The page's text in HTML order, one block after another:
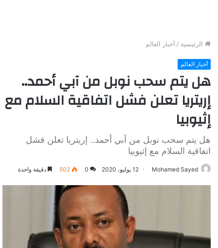
الرئيسية / أخبار العالم
أخبار العالم
هل يتم سحب نوبل من آبي أحمد..
إريتريا تعلن فشل اتفاقية السلام مع
إثيوبيا
هل يتم سحب نوبل من آبي أحمد.. إريتريا تعلن فشل
اتفاقية السلام مع إثيوبيا
Mohamed Sayed 12 يوليو، 2020 0
502 دقيقة واحدة